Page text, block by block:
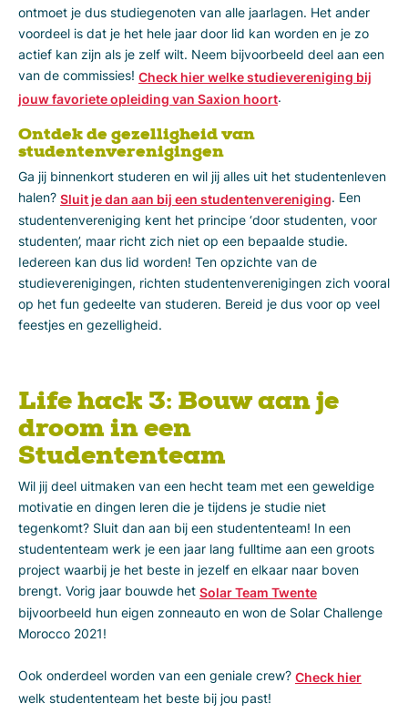
ontmoet je dus studiegenoten van alle jaarlagen. Het ander
voordeel is dat je het hele jaar door lid kan worden en je zo
actief kan zijn als je zelf wilt. Neem bijvoorbeeld deel aan een
van de commissies! Check hier welke studievereniging bij
jouw favoriete opleiding van Saxion hoort.
Ontdek de gezelligheid van
studentenverenigingen
Ga jij binnenkort studeren en wil jij alles uit het studentenleven
halen? Sluit je dan aan bij een studentenvereniging. Een
studentenvereniging kent het principe ‘door studenten, voor
studenten’, maar richt zich niet op een bepaalde studie.
Iedereen kan dus lid worden! Ten opzichte van de
studieverenigingen, richten studentenverenigingen zich vooral
op het fun gedeelte van studeren. Bereid je dus voor op veel
feestjes en gezelligheid.
Life hack 3: Bouw aan je
droom in een
Studententeam
Wil jij deel uitmaken van een hecht team met een geweldige
motivatie en dingen leren die je tijdens je studie niet
tegenkomt? Sluit dan aan bij een studententeam! In een
studententeam werk je een jaar lang fulltime aan een groots
project waarbij je het beste in jezelf en elkaar naar boven
brengt. Vorig jaar bouwde het Solar Team Twente
bijvoorbeeld hun eigen zonneauto en won de Solar Challenge
Morocco 2021!
Ook onderdeel worden van een geniale crew? Check hier
welk studententeam het beste bij jou past!